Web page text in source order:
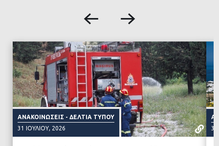
ΑΝΑΚΟΙΝΏΣΕΙΣ - ΔΕΛΤΊΑ ΤΎΠΟΥ
31 ΙΟΥΛΊΟΥ, 2026
31